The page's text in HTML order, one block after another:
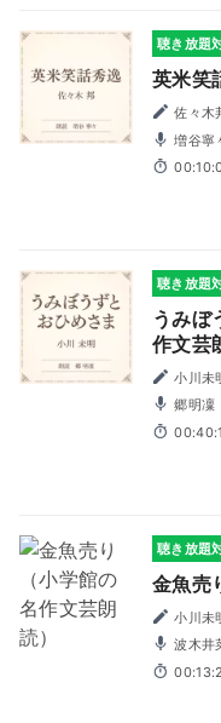
聴き放題
英米笑
佐々木
増谷寧
聴き放題
うみぼ
作文芸
小川未
郷明凜
聴き放題
金魚売
小川未
波木井